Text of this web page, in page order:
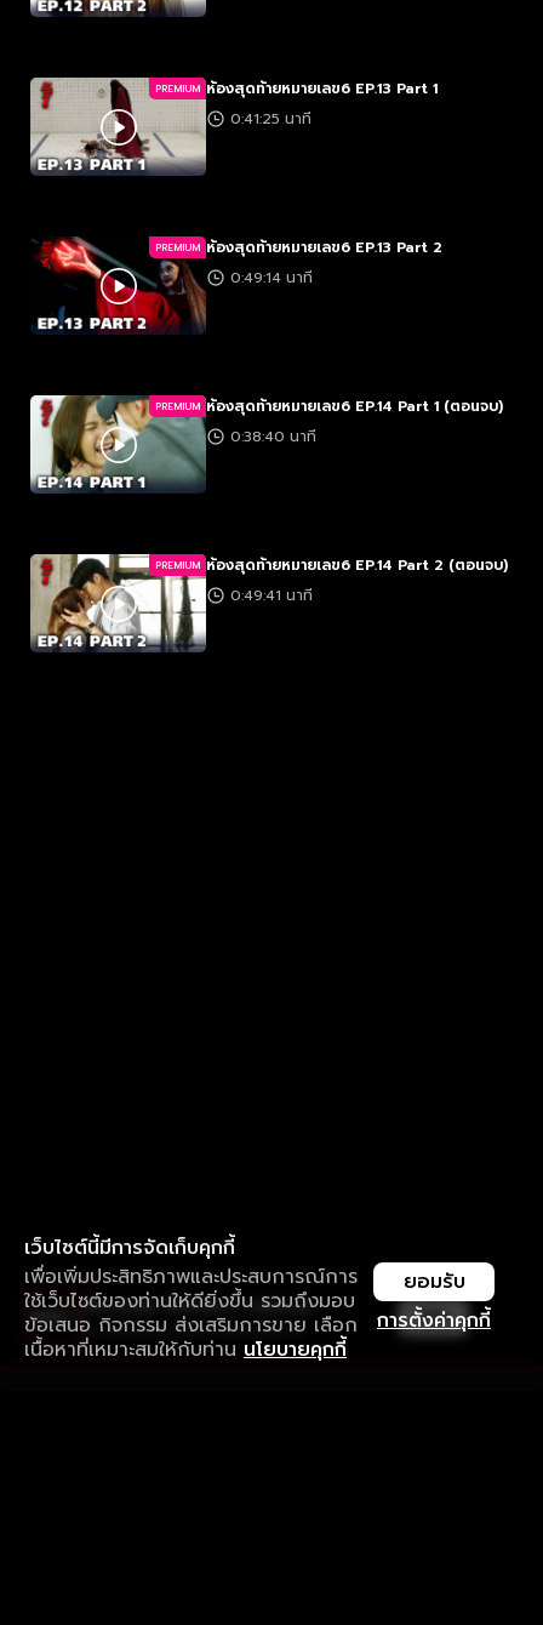
PREMIUM ห้องสุดท้ายหมายเลข6 EP.13 Part 1
0:41:25 นาที
PREMIUM ห้องสุดท้ายหมายเลข6 EP.13 Part 2
0:49:14 นาที
PREMIUM ห้องสุดท้ายหมายเลข6 EP.14 Part 1 (ตอนจบ)
0:38:40 นาที
PREMIUM ห้องสุดท้ายหมายเลข6 EP.14 Part 2 (ตอนจบ)
0:49:41 นาที
เว็บไซต์นี้มีการจัดเก็บคุกกี้
เพื่อเพิ่มประสิทธิภาพและประสบการณ์การ
ใช้เว็บไซต์ของท่านให้ดียิ่งขึ้น รวมถึงมอบ
ข้อเสนอ กิจกรรม ส่งเสริมการขาย เลือก
เนื้อหาที่เหมาะสมให้กับท่าน นโยบายคุกกี้
การตั้งค่าคุกกี้
ยอมรับ
ใช้งานแอป ลื่นไหลกว่า ไม่มีสะดุด
ดาวน์โหลดแอปเพื่อการรับชมที่ดีกว่า เปิด